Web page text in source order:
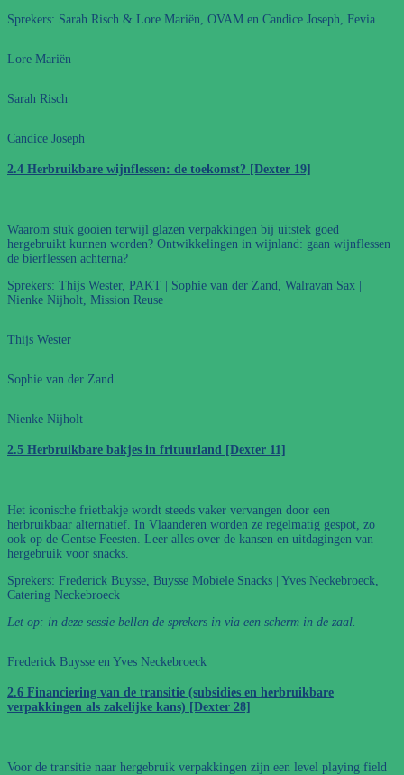
Sprekers: Sarah Risch & Lore Mariën, OVAM en Candice Joseph, Fevia
Lore Mariën
Sarah Risch
Candice Joseph
2.4 Herbruikbare wijnflessen: de toekomst? [Dexter 19]
Waarom stuk gooien terwijl glazen verpakkingen bij uitstek goed
hergebruikt kunnen worden? Ontwikkelingen in wijnland: gaan wijnflessen
de bierflessen achterna?
Sprekers: Thijs Wester, PAKT | Sophie van der Zand, Walravan Sax |
Nienke Nijholt, Mission Reuse
Thijs Wester
Sophie van der Zand
Nienke Nijholt
2.5 Herbruikbare bakjes in frituurland [Dexter 11]
Het iconische frietbakje wordt steeds vaker vervangen door een
herbruikbaar alternatief. In Vlaanderen worden ze regelmatig gespot, zo
ook op de Gentse Feesten. Leer alles over de kansen en uitdagingen van
hergebruik voor snacks.
Sprekers: Frederick Buysse, Buysse Mobiele Snacks | Yves Neckebroeck,
Catering Neckebroeck
Let op: in deze sessie bellen de sprekers in via een scherm in de zaal.
Frederick Buysse en Yves Neckebroeck
2.6 Financiering van de transitie (subsidies en herbruikbare
verpakkingen als zakelijke kans) [Dexter 28]
Voor de transitie naar hergebruik verpakkingen zijn een level playing field